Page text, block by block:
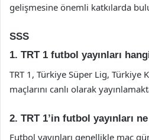
gelişmesine önemli katkılarda
SSS
1. TRT 1 futbol yayınları
TRT 1, Türkiye Süper Lig, Türkiye
maçlarını canlı olarak
2. TRT 1’in futbol yayınları
Futbol yayınları genellikle maç